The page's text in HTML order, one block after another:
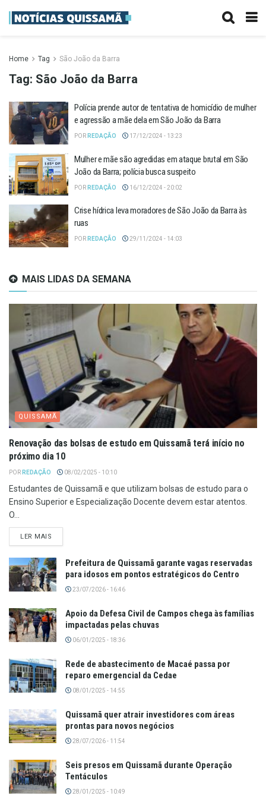
Home Tag São João da Barra
Tag: São João da Barra
Polícia prende autor de tentativa de homicídio de mulher
e agressão a mãe dela em São João da Barra
POR REDAÇÃO 17/12/2024 - 13:23
Mulher e mãe são agredidas em ataque brutal em São
João da Barra; polícia busca suspeito
POR REDAÇÃO 16/12/2024 - 20:02
Crise hídrica leva moradores de São João da Barra às
ruas
POR REDAÇÃO 29/11/2024 - 14:03
MAIS LIDAS DA SEMANA
QUISSAMÃ
Renovação das bolsas de estudo em Quissamã terá início no
próximo dia 10
POR REDAÇÃO 08/02/2025 - 10:10
Estudantes de Quissamã e que utilizam bolsas de estudo para o
Ensino Superior e Especialização Docente devem estar atentos.
O...
LER MAIS
Prefeitura de Quissamã garante vagas reservadas
para idosos em pontos estratégicos do Centro
23/07/2026 - 16:46
Apoio da Defesa Civil de Campos chega às famílias
impactadas pelas chuvas
06/01/2025 - 18:36
Rede de abastecimento de Macaé passa por
reparo emergencial da Cedae
08/01/2025 - 14:55
Quissamã quer atrair investidores com áreas
prontas para novos negócios
28/07/2026 - 11:54
Seis presos em Quissamã durante Operação
Tentáculos
28/01/2025 - 10:49